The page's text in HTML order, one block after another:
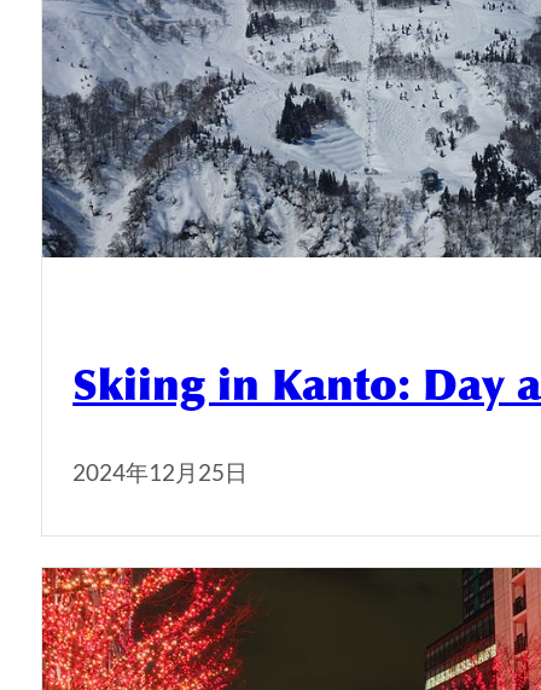
Skiing in Kanto: Day
2024年12月25日